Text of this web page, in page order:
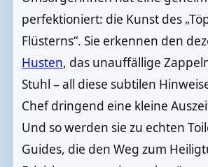
perfektioniert: die Kunst des
Flüsterns“. Sie erkennen den
Husten, das unauffällige
Stuhl – all diese subtilen
Chef dringend eine kleine
Und so werden sie zu echten
Guides, die den Weg zum